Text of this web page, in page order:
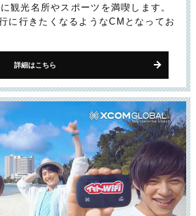
観光名所やスポーツを満喫します。
に行きたくなるようなCMとなってお
詳細はこちら